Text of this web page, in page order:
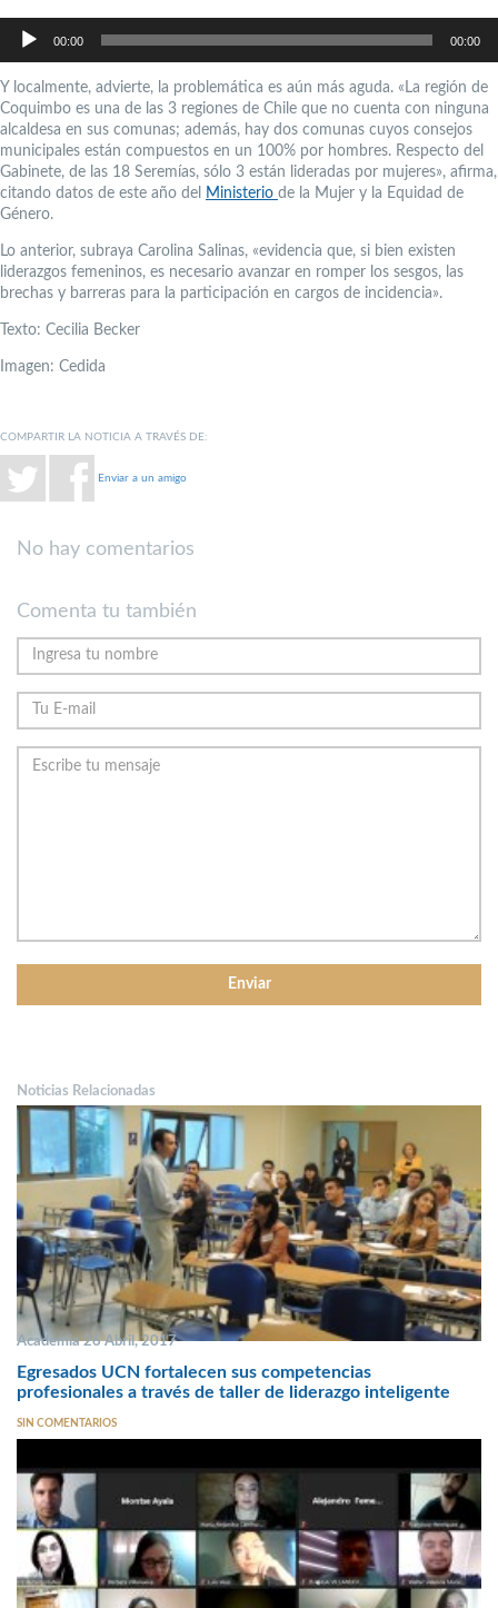
audio
00:00 00:00
Y localmente, advierte, la problemática es aún más aguda. «La región de
Coquimbo es una de las 3 regiones de Chile que no cuenta con ninguna
alcaldesa en sus comunas; además, hay dos comunas cuyos consejos
municipales están compuestos en un 100% por hombres. Respecto del
Gabinete, de las 18 Seremías, sólo 3 están lideradas por mujeres», afirma,
citando datos de este año del
Ministerio de la Mujer y la Equidad de
Género.
Lo anterior, subraya Carolina Salinas, «evidencia que, si bien existen
liderazgos femeninos, es necesario avanzar en romper los sesgos, las
brechas y barreras para la participación en cargos de incidencia».
Texto: Cecilia Becker
Imagen: Cedida
COMPARTIR LA NOTICIA A TRAVÉS DE:
Enviar a un amigo
No hay comentarios
Comenta tu también
Noticias Relacionadas
Academia 26 Abril, 2017
Egresados UCN fortalecen sus competencias
profesionales a través de taller de liderazgo inteligente
SIN COMENTARIOS